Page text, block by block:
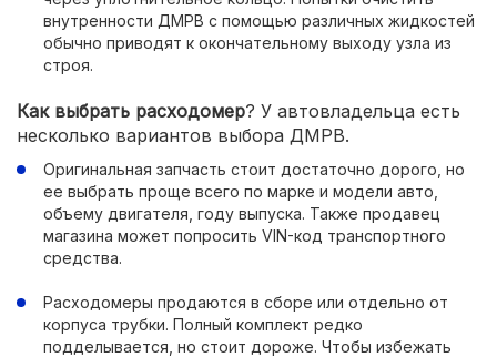
внутренности ДМРВ с помощью различных жидкостей
обычно приводят к окончательному выходу узла из
строя.
Как выбрать расходомер? У автовладельца есть
несколько вариантов выбора ДМРВ.
Оригинальная запчасть стоит достаточно дорого, но
ее выбрать проще всего по марке и модели авто,
объему двигателя, году выпуска. Также продавец
магазина может попросить VIN-код транспортного
средства.
Расходомеры продаются в сборе или отдельно от
корпуса трубки. Полный комплект редко
подделывается, но стоит дороже. Чтобы избежать